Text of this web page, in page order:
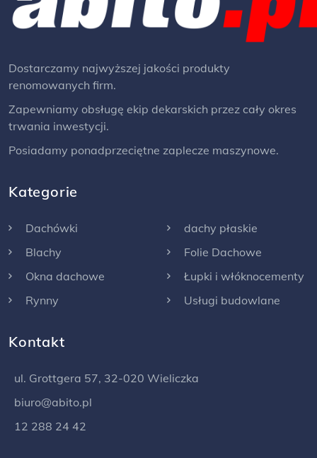
Dostarczamy najwyższej jakości produkty
renomowanych firm.
Zapewniamy obsługę ekip dekarskich przez cały okres
trwania inwestycji.
Posiadamy ponadprzeciętne zaplecze maszynowe.
Kategorie
Dachówki
Blachy
Okna dachowe
Rynny
dachy płaskie
Folie Dachowe
Łupki i włóknocementy
Usługi budowlane
Kontakt
ul. Grottgera 57, 32-020 Wieliczka
biuro@abito.pl
12 288 24 42